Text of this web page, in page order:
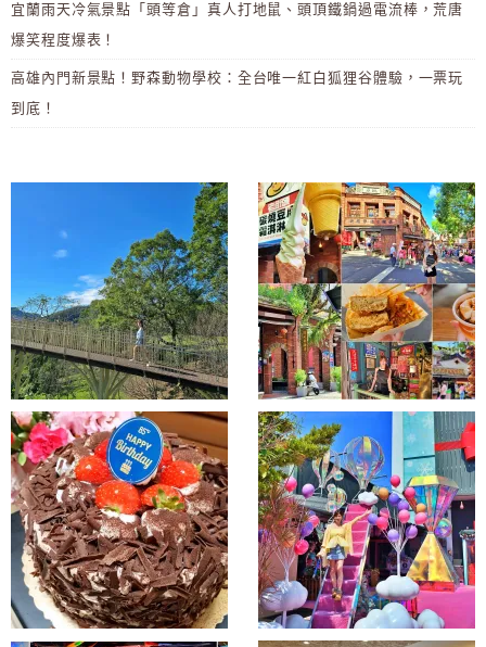
宜蘭雨天冷氣景點「頭等倉」真人打地鼠、頭頂鐵鍋過電流棒，荒唐
爆笑程度爆表！
高雄內門新景點！野森動物學校：全台唯一紅白狐狸谷體驗，一票玩
到底！